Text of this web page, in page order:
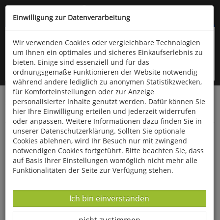
Kompletten Head der Seite überspringen
oder (06766) 9323-960
Startseite Bücher Downloads
Zeitschriften
Der Falke
Vierte landesweite Brutvogelkartierung 2022-
2025
Einwilligung zur Datenverarbeitung
Wir verwenden Cookies oder vergleichbare Technologien
um Ihnen ein optimales und sicheres Einkaufserlebnis zu
bieten. Einige sind essenziell und für das
ordnungsgemäße Funktionieren der Website notwendig
während andere lediglich zu anonymen Statistikzwecken,
für Komforteinstellungen oder zur Anzeige
personalisierter Inhalte genutzt werden. Dafür können Sie
hier Ihre Einwilligung erteilen und jederzeit widerrufen
oder anpassen. Weitere Informationen dazu finden Sie in
unserer Datenschutzerklärung. Sollten Sie optionale
Cookies ablehnen, wird Ihr Besuch nur mit zwingend
notwendigen Cookies fortgeführt. Bitte beachten Sie, dass
auf Basis Ihrer Einstellungen womöglich nicht mehr alle
Funktionalitäten der Seite zur Verfügung stehen.
Datenverarbeitung -
Ich bin einverstanden